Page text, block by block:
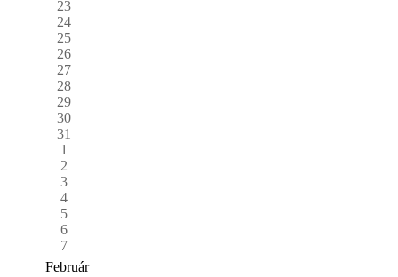
23
24
25
26
27
28
29
30
31
1
2
3
4
5
6
7
Február